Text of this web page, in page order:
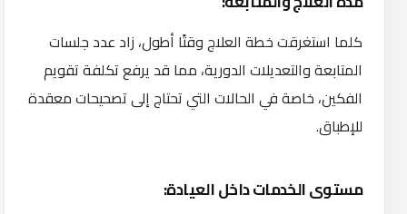
كلما استغرقت خطة العلاج وقتًا أطول، زاد عدد جلسات
المتابعة والتعديلات الدورية، مما قد يرفع تكلفة تقويم
الفكين، خاصة في الحالات التي تحتاج إلى تصحيحات معقدة
للإطباق.
مستوى الخدمات داخل العيادة: